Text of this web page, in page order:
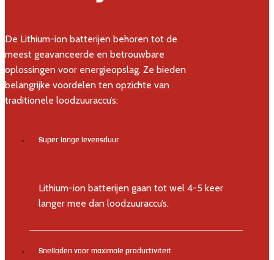
De Lithium-ion batterijen behoren tot de
meest geavanceerde en betrouwbare
oplossingen voor energieopslag. Ze bieden
belangrijke voordelen ten opzichte van
traditionele loodzuuraccu’s:
Super lange levensduur
Lithium-ion batterijen gaan tot wel 4-5 keer
langer mee dan loodzuuraccu’s.
Snelladen voor maximale productiviteit